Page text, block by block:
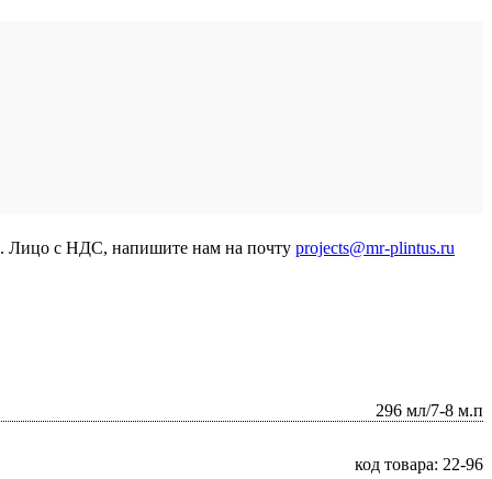
Лицо с НДС, напишите нам на почту projects@mr-plintus.ru
296 мл/7-8 м.п
код товара: 22-96